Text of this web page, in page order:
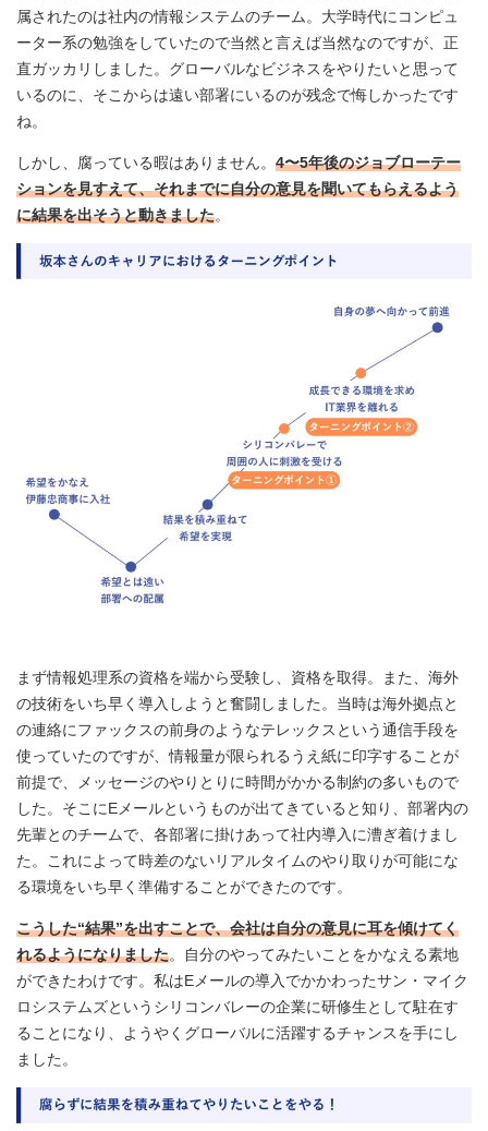
属されたのは社内の情報システムのチーム。大学時代にコンピュ
ーター系の勉強をしていたので当然と言えば当然なのですが、正
直ガッカリしました。グローバルなビジネスをやりたいと思って
いるのに、そこからは遠い部署にいるのが残念で悔しかったです
ね。
しかし、腐っている暇はありません。 4〜5年後のジョブローテー
ションを見すえて、それまでに自分の意見を聞いてもらえるよう
に結果を出そうと動きました。
まず情報処理系の資格を端から受験し、資格を取得。また、海外
の技術をいち早く導入しようと奮闘しました。当時は海外拠点と
の連絡にファックスの前身のようなテレックスという通信手段を
使っていたのですが、情報量が限られるうえ紙に印字することが
前提で、メッセージのやりとりに時間がかかる制約の多いもので
した。そこにEメールというものが出てきていると知り、部署内の
先輩とのチームで、各部署に掛けあって社内導入に漕ぎ着けまし
た。これによって時差のないリアルタイムのやり取りが可能にな
る環境をいち早く準備することができたのです。
こうした“結果”を出すことで、会社は自分の意見に耳を傾けてく
れるようになりました。自分のやってみたいことをかなえる素地
ができたわけです。私はEメールの導入でかかわったサン・マイク
ロシステムズというシリコンバレーの企業に研修生として駐在す
ることになり、ようやくグローバルに活躍するチャンスを手にし
ました。